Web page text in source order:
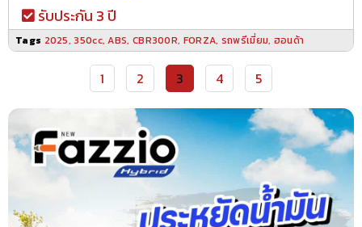
รับประกัน 3 ปี
Tags 2025, 350cc,ABS, CBR300R, FORZA, รถพรีเมี่ยม, ฮอนด้า
1 2 3 4 5